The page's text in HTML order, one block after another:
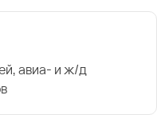
авиа- и ж/д